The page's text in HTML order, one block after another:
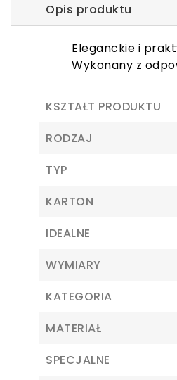
Opis produktu
Eleganckie i
Wykonany z
KSZTAŁT PRODUKTU
RODZAJ
TYP
KARTON
IDEALNE
WYMIARY
KATEGORIA
MATERIAŁ
SPECJALNE